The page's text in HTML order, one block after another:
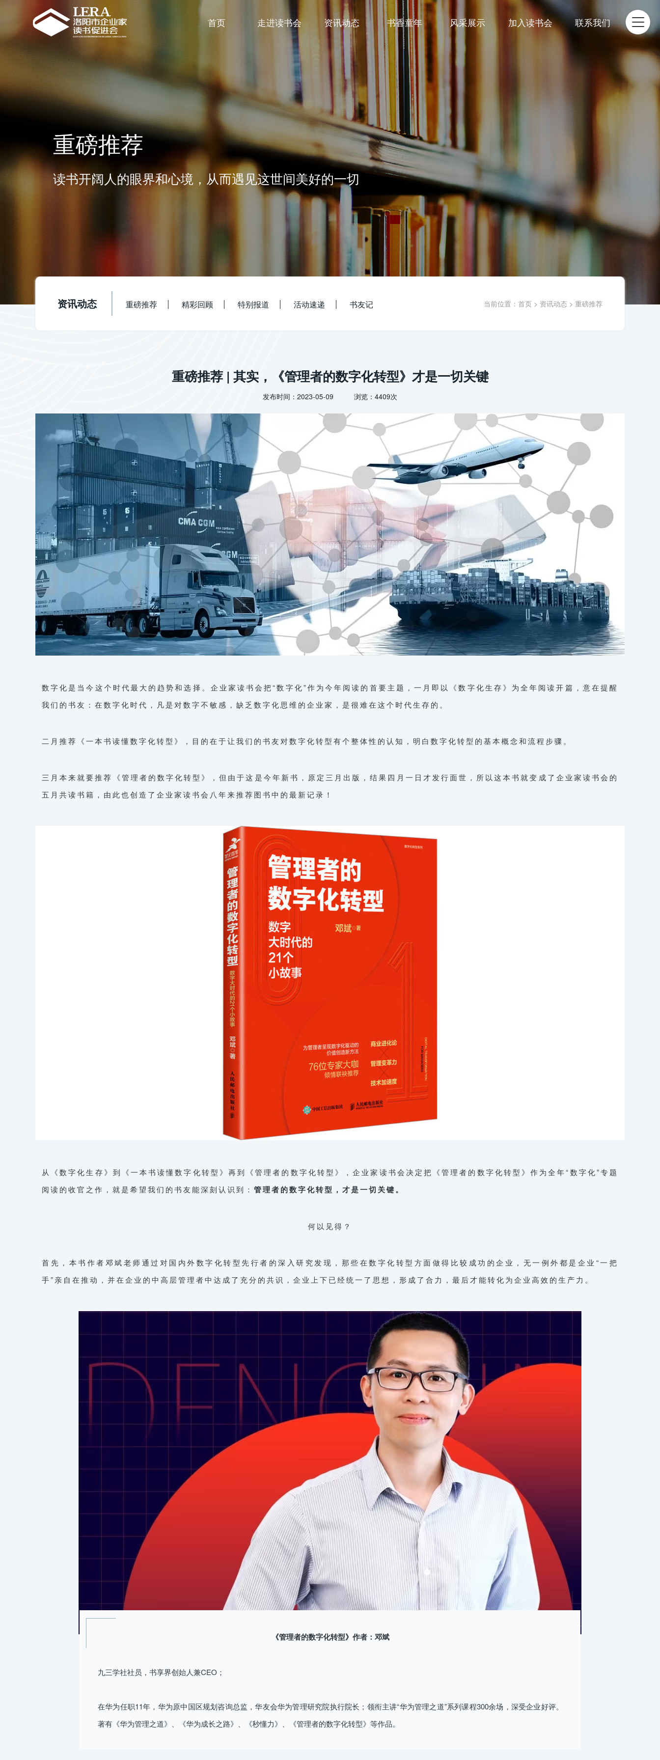
首页 走进读书会 资讯动态 书香童年 风采展示 加入读书会 联系我们
重磅推荐
读书开阔人的眼界和心境，从而遇见这世间美好的一切
资讯动态 重磅推荐 精彩回顾 特别报道 活动速递 书友记 当前位置： 首页 > 资讯动态 > 重磅推荐
重磅推荐 | 其实，《管理者的数字化转型》才是一切关键
发布时间：2023-05-09 浏览：4409次
数字化是当今这个时代最大的趋势和选择。企业家读书会把“数字化”作为今年阅读的首要主题，一月即以《数字化生存》为全年阅读开篇，意在提醒
我们的书友：在数字化时代，凡是对数字不敏感，缺乏数字化思维的企业家，是很难在这个时代生存的。
二月推荐《一本书读懂数字化转型》，目的在于让我们的书友对数字化转型有个整体性的认知，明白数字化转型的基本概念和流程步骤。
三月本来就要推荐《管理者的数字化转型》，但由于这是今年新书，原定三月出版，结果四月一日才发行面世，所以这本书就变成了企业家读书会的
五月共读书籍，由此也创造了企业家读书会八年来推荐图书中的最新记录！
从《数字化生存》到《一本书读懂数字化转型》再到《管理者的数字化转型》，企业家读书会决定把《管理者的数字化转型》作为全年“数字化”专题
阅读的收官之作，就是希望我们的书友能深刻认识到： 管理者的数字化转型，才是一切关键。
何以见得？
首先，本书作者邓斌老师通过对国内外数字化转型先行者的深入研究发现，那些在数字化转型方面做得比较成功的企业，无一例外都是企业“一把
手”亲自在推动，并在企业的中高层管理者中达成了充分的共识，企业上下已经统一了思想，形成了合力，最后才能转化为企业高效的生产力。
《管理者的数字化转型》作者：邓斌
九三学社社员，书享界创始人兼CEO；
在华为任职11年，华为原中国区规划咨询总监，华友会华为管理研究院执行院长；领衔主讲“华为管理之道”系列课程300余场，深受企业好评。
著有《华为管理之道》、《华为成长之路》、《秒懂力》、《管理者的数字化转型》等作品。